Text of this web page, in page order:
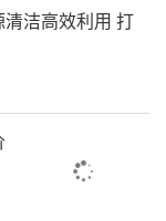
洁高效利用 打